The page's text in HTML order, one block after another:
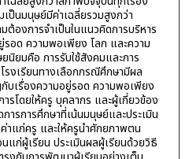
ป็นมนุษย์มีค่าเฉลี่ยรวมสูงกว่า
องการจำเป็นในแนวคิดการบริหาร
อด ความพอเพียง โลก และความ
ยมคือ การรับใช้สังคมและการ
งเรียนทางเลือกกรณีศึกษามีผล
บเรื่องความอยู่รอด ความพอเพียง
รโดยให้ครู บุคลากร และผู้เกี่ยวข้อง
การการศึกษาที่เน้นมนุษย์และประเมิน
าแก่ครู และให้ครูนำศักยภาพตน
แก่ผู้เรียน ประเมินผลผู้เรียนด้วยวิธี